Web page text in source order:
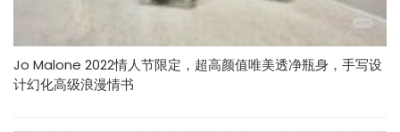
Jo Malone 2022情人节限定，超高颜值唯美透净瓶身，手写设
计幻化高级浪漫情书